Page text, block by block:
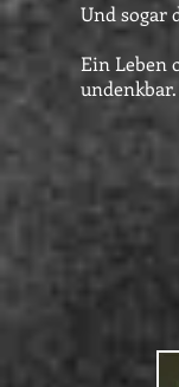
Und sogar
Ein Leben
undenkbar.